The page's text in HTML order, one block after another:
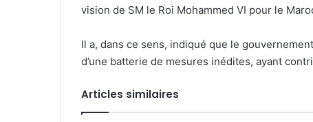
vision de SM le Roi Mohammed VI pour le
Il a, dans ce sens, indiqué que le
d’une batterie de mesures inédites, ayant
Articles similaires